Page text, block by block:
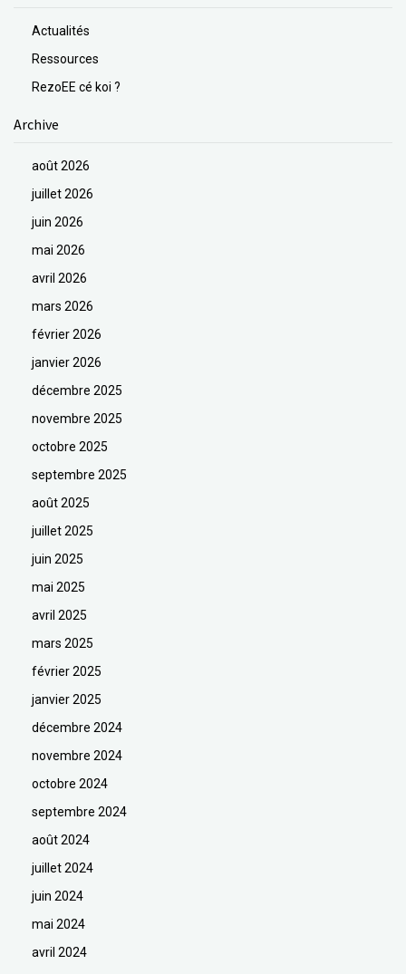
Actualités
Ressources
RezoEE cé koi ?
Archive
août 2026
juillet 2026
juin 2026
mai 2026
avril 2026
mars 2026
février 2026
janvier 2026
décembre 2025
novembre 2025
octobre 2025
septembre 2025
août 2025
juillet 2025
juin 2025
mai 2025
avril 2025
mars 2025
février 2025
janvier 2025
décembre 2024
novembre 2024
octobre 2024
septembre 2024
août 2024
juillet 2024
juin 2024
mai 2024
avril 2024